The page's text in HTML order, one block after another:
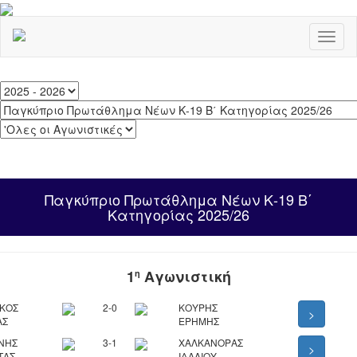
Παγκύπριο Πρωτάθλημα Νέων Κ-19 Β΄
Κατηγορίας 2025/26
1 η Αγωνιστική
2-0
ΚΟΥΡΗΣ
ΕΡΗΜΗΣ
>
3-1
ΧΑΛΚΑΝΟΡΑΣ
>